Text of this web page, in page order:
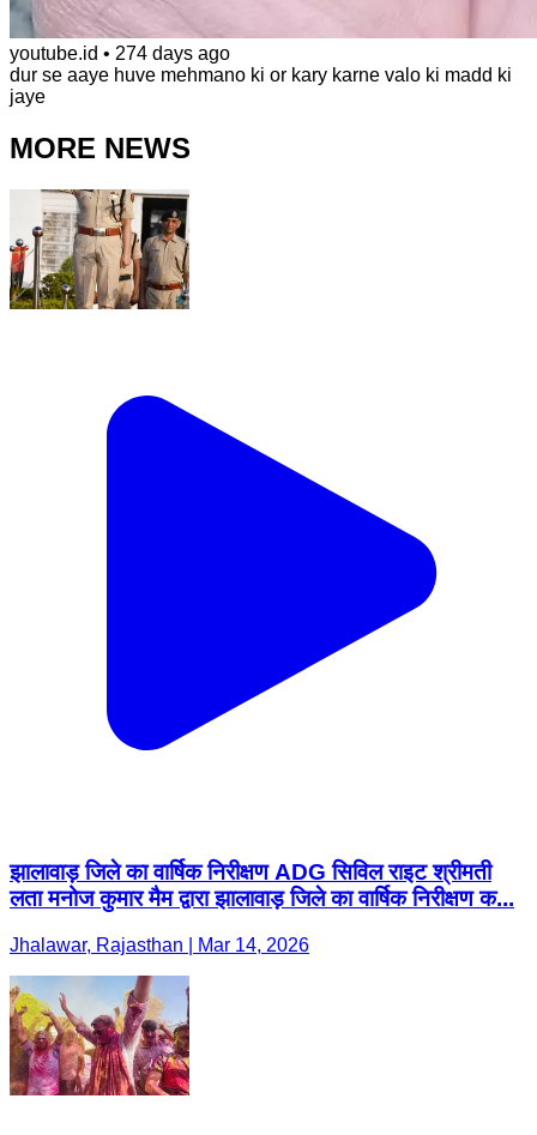
youtube.id • 274 days ago
dur se aaye huve mehmano ki or kary karne valo ki madd ki
jaye
MORE NEWS
झालावाड़ जिले का वार्षिक निरीक्षण ADG सिविल राइट श्रीमती
लता मनोज कुमार मैम द्वारा झालावाड़ जिले का वार्षिक निरीक्षण क...
Jhalawar, Rajasthan | Mar 14, 2026